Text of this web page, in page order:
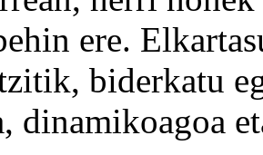
ere.
biderkatu
dinamikoagoa